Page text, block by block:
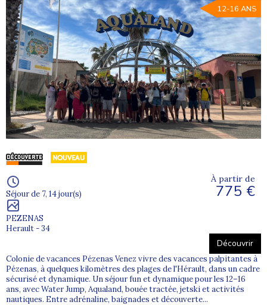
12-16 ANS
Séjour de 7, 14 jour(s)
PEZENAS
Herault - 34
À partir de
775 €
Découvrir
Colonie de vacances Pézenas Venez vivre des vacances palpitantes à
Pézenas, à quelques kilomètres des plages de l'Hérault, dans un cadre
sécurisé et dynamique. Un séjour fun et dynamique pour les 12–16
ans, avec Water Jump, Aqualand, bouée tractée, jetski et activités
nautiques. Entre adrénaline, baignades et découverte...